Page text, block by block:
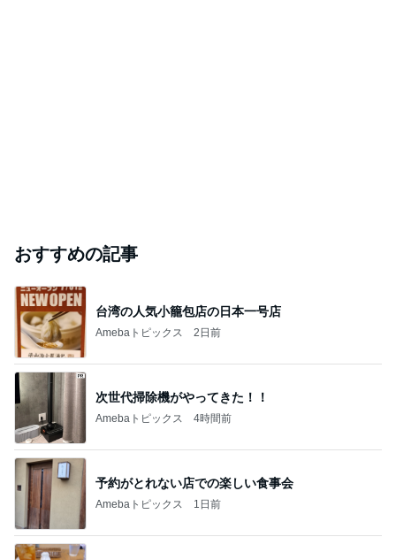
おすすめの記事
台湾の人気小籠包店の日本一号店
Amebaトピックス 2日前
次世代掃除機がやってきた！！
Amebaトピックス 4時間前
予約がとれない店での楽しい食事会
Amebaトピックス 1日前